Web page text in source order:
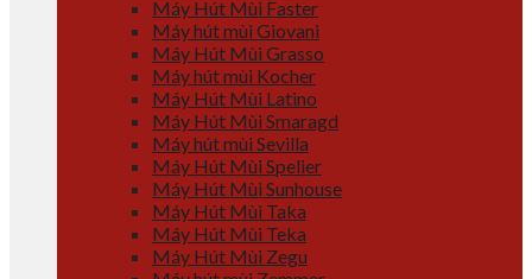
Máy Hút Mùi Faster
Máy hút mùi Giovani
Máy Hút Mùi Grasso
Máy hút mùi Kocher
Máy Hút Mùi Latino
Máy Hút Mùi Smaragd
Máy hút mùi Sevilla
Máy Hút Mùi Spelier
Máy Hút Mùi Sunhouse
Máy Hút Mùi Taka
Máy Hút Mùi Teka
Máy Hút Mùi Zegu